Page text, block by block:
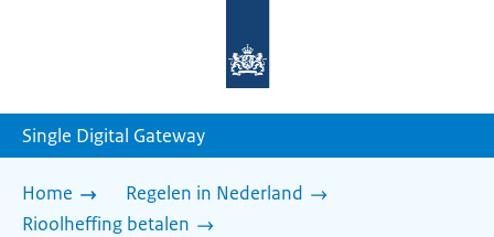
homepage
Single Digital Gateway
Home
Regelen in Nederland
Rioolheffing betalen